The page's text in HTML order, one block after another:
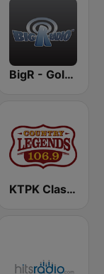
BigR - Golden Oldies
KTPK Classic Country 106.9